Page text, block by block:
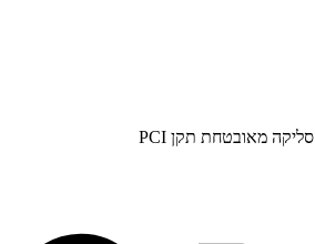
סליקה מאובטחת תקן PCI